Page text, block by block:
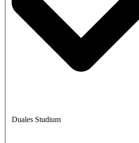
Duales Studium